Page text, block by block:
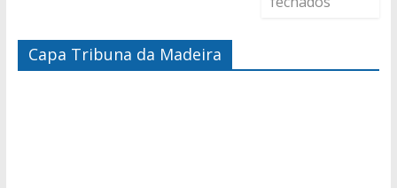
Capa Tribuna da Madeira